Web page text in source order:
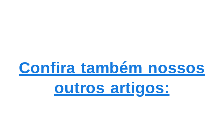
Confira também nossos
outros artigos: